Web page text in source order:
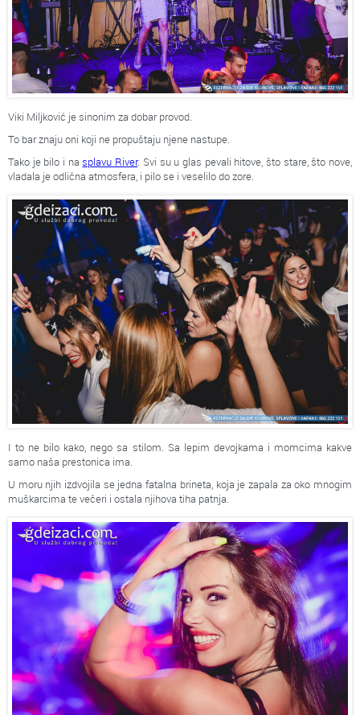
Viki Miljković je sinonim za dobar provod.
To bar znaju oni koji ne propuštaju njene nastupe.
Tako je bilo i nasplavu River. Svi su u glas pevali hitove, što stare, što nove,
vladala je odlična atmosfera, i pilo se i veselilo do zore.
I to ne bilo kako, nego sa stilom. Sa lepim devojkama i momcima kakve
samo naša prestonica ima.
U moru njih izdvojila se jedna fatalna brineta, koja je zapala za oko mnogim
muškarcima te večeri i ostala njihova tiha patnja.